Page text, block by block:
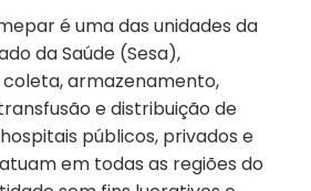
é uma das unidades da
da Saúde (Sesa),
armazenamento,
e distribuição de
públicos, privados e
em todas as regiões do